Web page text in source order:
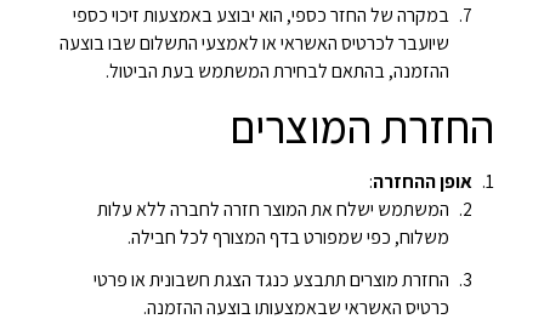
במקרה של החזר כספי, הוא יבוצע באמצעות זיכוי כספי
שיועבר לכרטיס האשראי או לאמצעי התשלום שבו בוצעה
ההזמנה, בהתאם לבחירת המשתמש בעת הביטול.
החזרת המוצרים
אופן ההחזרה:
המשתמש ישלח את המוצר חזרה לחברה ללא עלות
משלוח, כפי שמפורט בדף המצורף לכל חבילה.
החזרת מוצרים תתבצע כנגד הצגת חשבונית או פרטי
כרטיס האשראי שבאמצעותו בוצעה ההזמנה.